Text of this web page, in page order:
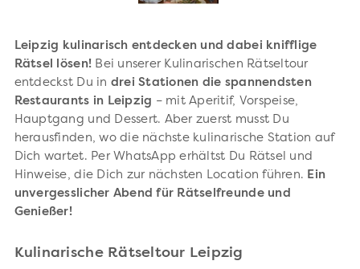
Leipzig kulinarisch entdecken und dabei knifflige
Rätsel lösen! Bei unserer Kulinarischen Rätseltour
entdeckst Du in drei Stationen die spannendsten
Restaurants in Leipzig – mit Aperitif, Vorspeise,
Hauptgang und Dessert. Aber zuerst musst Du
herausfinden, wo die nächste kulinarische Station auf
Dich wartet. Per WhatsApp erhältst Du Rätsel und
Hinweise, die Dich zur nächsten Location führen. Ein
unvergesslicher Abend für Rätselfreunde und
Genießer!
Kulinarische Rätseltour Leipzig